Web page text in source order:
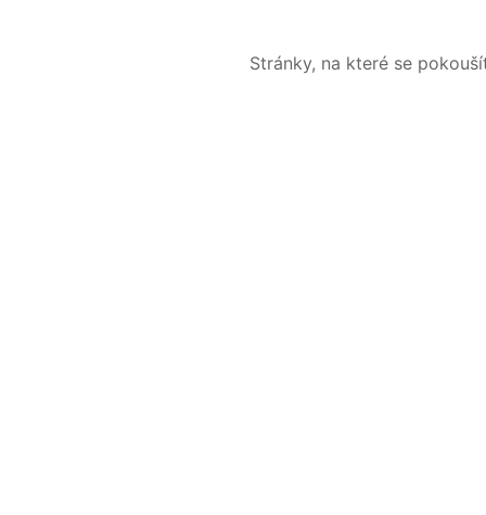
Stránky, na které se